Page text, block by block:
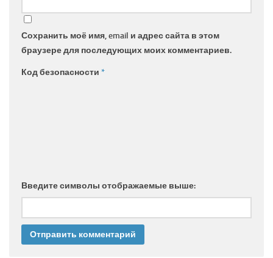
Сохранить моё имя, email и адрес сайта в этом
браузере для последующих моих комментариев.
Код безопасности *
Введите символы отображаемые выше: